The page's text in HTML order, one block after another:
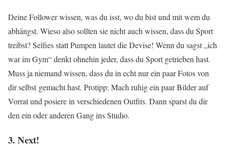
Deine Follower wissen, was du isst, wo du bist und mit wem du
abhängst. Wieso also sollten sie nicht auch wissen, dass du Sport
treibst? Selfies statt Pumpen lautet die Devise! Wenn du sagst „ich
war im Gym“ denkt ohnehin jeder, dass du Sport getrieben hast.
Muss ja niemand wissen, dass du in echt nur ein paar Fotos von
dir selbst gemacht hast. Protipp: Mach ruhig ein paar Bilder auf
Vorrat und posiere in verschiedenen Outfits. Dann sparst du dir
den ein oder anderen Gang ins Studio.
3. Next!